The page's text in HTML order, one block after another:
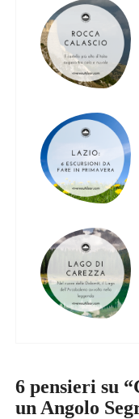
6 pensieri su “
un Angolo